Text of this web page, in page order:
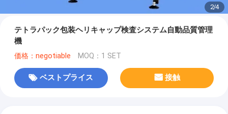
2/4
テトラパック包装ヘリキャップ検査システム自動品質管理
機
価格：negotiable MOQ：1 SET
ベストプライス 接触